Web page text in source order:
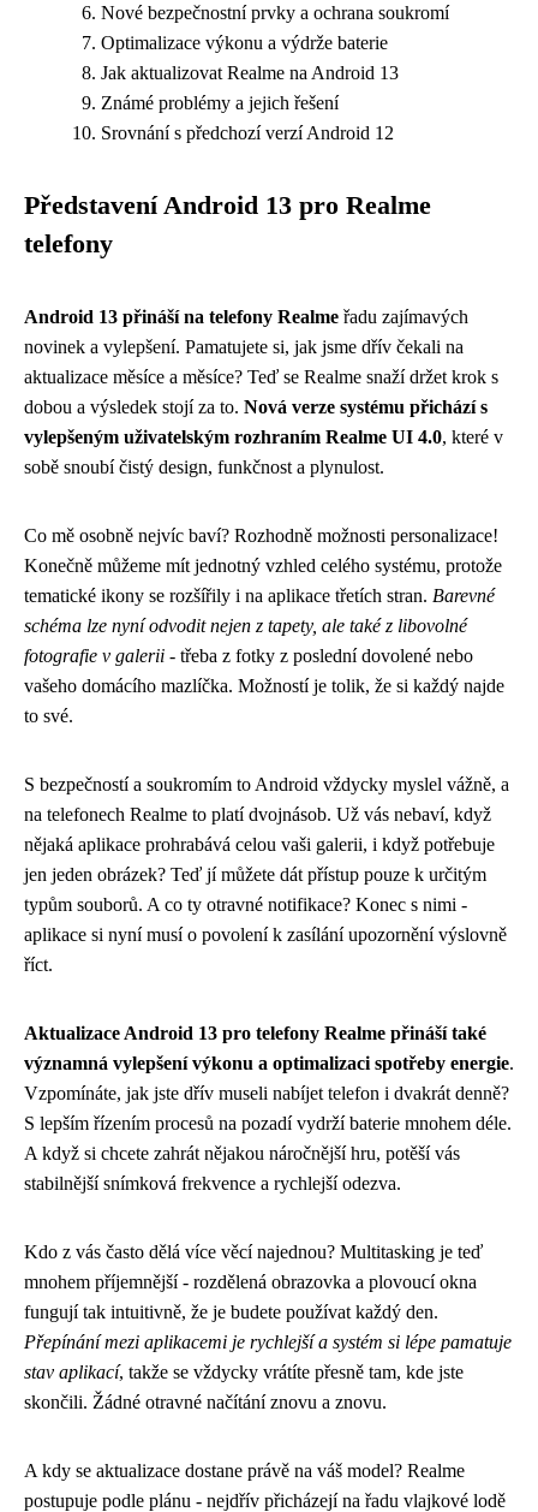
Nové bezpečnostní prvky a ochrana soukromí
Optimalizace výkonu a výdrže baterie
Jak aktualizovat Realme na Android 13
Známé problémy a jejich řešení
Srovnání s předchozí verzí Android 12
Představení Android 13 pro Realme
telefony
Android 13 přináší na telefony Realme řadu zajímavých
novinek a vylepšení. Pamatujete si, jak jsme dřív čekali na
aktualizace měsíce a měsíce? Teď se Realme snaží držet krok s
dobou a výsledek stojí za to. Nová verze systému přichází s
vylepšeným uživatelským rozhraním Realme UI 4.0, které v
sobě snoubí čistý design, funkčnost a plynulost.
Co mě osobně nejvíc baví? Rozhodně možnosti personalizace!
Konečně můžeme mít jednotný vzhled celého systému, protože
tematické ikony se rozšířily i na aplikace třetích stran. Barevné
schéma lze nyní odvodit nejen z tapety, ale také z libovolné
fotografie v galerii - třeba z fotky z poslední dovolené nebo
vašeho domácího mazlíčka. Možností je tolik, že si každý najde
to své.
S bezpečností a soukromím to Android vždycky myslel vážně, a
na telefonech Realme to platí dvojnásob. Už vás nebaví, když
nějaká aplikace prohrabává celou vaši galerii, i když potřebuje
jen jeden obrázek? Teď jí můžete dát přístup pouze k určitým
typům souborů. A co ty otravné notifikace? Konec s nimi -
aplikace si nyní musí o povolení k zasílání upozornění výslovně
říct.
Aktualizace Android 13 pro telefony Realme přináší také
významná vylepšení výkonu a optimalizaci spotřeby energie.
Vzpomínáte, jak jste dřív museli nabíjet telefon i dvakrát denně?
S lepším řízením procesů na pozadí vydrží baterie mnohem déle.
A když si chcete zahrát nějakou náročnější hru, potěší vás
stabilnější snímková frekvence a rychlejší odezva.
Kdo z vás často dělá více věcí najednou? Multitasking je teď
mnohem příjemnější - rozdělená obrazovka a plovoucí okna
fungují tak intuitivně, že je budete používat každý den.
Přepínání mezi aplikacemi je rychlejší a systém si lépe pamatuje
stav aplikací, takže se vždycky vrátíte přesně tam, kde jste
skončili. Žádné otravné načítání znovu a znovu.
A kdy se aktualizace dostane právě na váš model? Realme
postupuje podle plánu - nejdřív přicházejí na řadu vlajkové lodě